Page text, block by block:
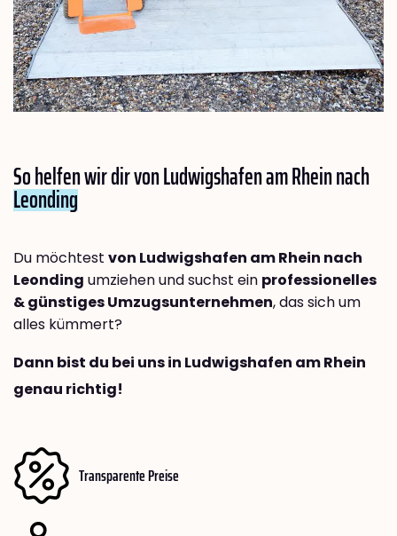
So helfen wir dir von Ludwigshafen am Rhein nach
Leonding
Du möchtest von Ludwigshafen am Rhein nach
Leonding umziehen und suchst ein professionelles
& günstiges Umzugsunternehmen, das sich um
alles kümmert?
Dann bist du bei uns in Ludwigshafen am Rhein
genau richtig!
Transparente Preise